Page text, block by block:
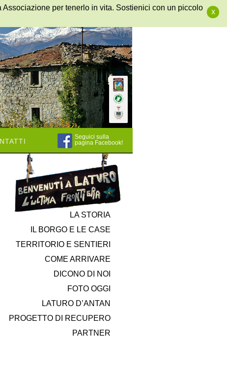
Seguici sulla
pagina Facebook!
LA STORIA
IL BORGO E LE CASE
TERRITORIO E SENTIERI
COME ARRIVARE
DICONO DI NOI
FOTO OGGI
LATURO D’ANTAN
PROGETTO DI RECUPERO
PARTNER
x
per tenerlo in vita. Sostienici con un piccolo